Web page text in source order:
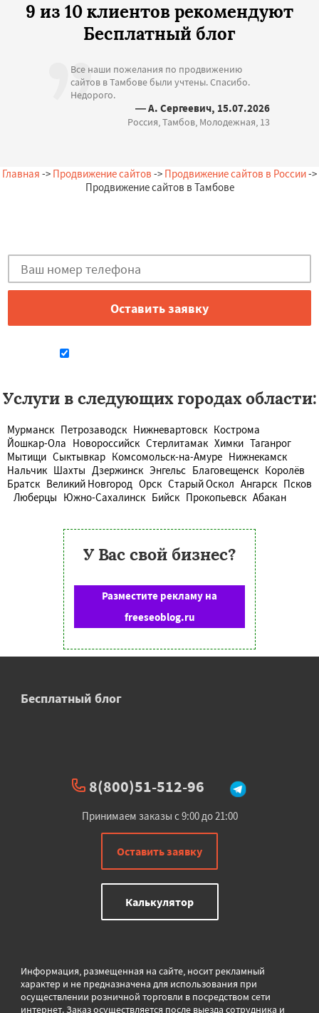
9 из 10 клиентов рекомендуют
Бесплатный блог
Все наши пожелания по продвижению
сайтов в Тамбове были учтены. Спасибо.
Недорого.
— А. Сергеевич, 15.07.2026
Россия, Тамбов, Молодежная, 13
Главная -> Продвижение сайтов -> Продвижение сайтов в России->
Продвижение сайтов в Тамбове
Услуги в следующих городах области:
Мурманск Петрозаводск Нижневартовск Кострома
Йошкар-Ола Новороссийск Стерлитамак Химки Таганрог
Мытищи Сыктывкар Комсомольск-на-Амуре Нижнекамск
Нальчик Шахты Дзержинск Энгельс Благовещенск Королёв
Братск Великий Новгород Орск Старый Оскол Ангарск Псков
Люберцы Южно-Сахалинск Бийск Прокопьевск Абакан
У Вас свой бизнес?
Разместите рекламу на
freeseoblog.ru
Бесплатный блог
8(800)51-512-96
Принимаем заказы с 9:00 до 21:00
Оставить заявку
Калькулятор
Информация, размещенная на сайте, носит рекламный
характер и не предназначена для использования при
осуществлении розничной торговли в посредством сети
интернет. Заказ осуществляется после выезда сотрудника и